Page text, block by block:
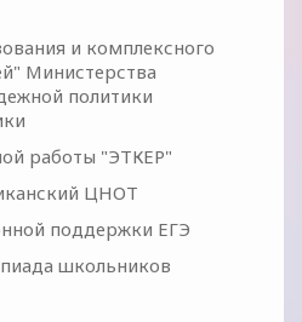
и комплексного
Министерства
политики
работы "ЭТКЕР"
ЦНОТ
поддержки ЕГЭ
школьников